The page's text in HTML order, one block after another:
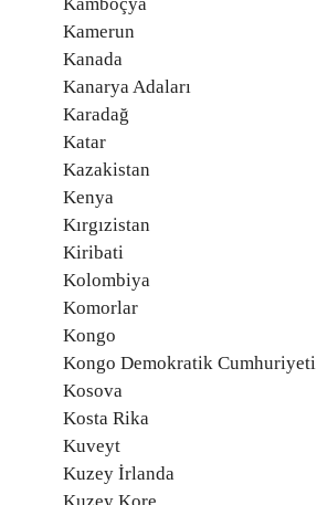
Kamerun
Kanada
Kanarya Adaları
Karadağ
Katar
Kazakistan
Kenya
Kırgızistan
Kiribati
Kolombiya
Komorlar
Kongo
Kongo Demokratik Cumhuriyeti
Kosova
Kosta Rika
Kuveyt
Kuzey İrlanda